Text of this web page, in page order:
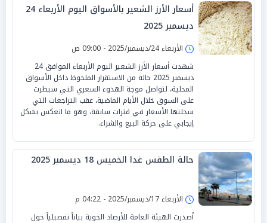
أسعار الأرز الشعير بالأسواق اليوم الأربعاء 24
ديسمبر 2025
الأربعاء 24/ديسمبر/2025 - 09:00 ص
شهدت أسعار الأرز الشعير اليوم الأربعاء الموافق 24
ديسمبر 2025 حالة من الاستقرار الملحوظ داخل الأسواق
المحلية، لتواصل موجة الهدوء السعري التي سيطرت
على السوق خلال الأيام الماضية، عقب التراجعات التي
سجلتها الأسعار في فترات سابقة، وهو ما انعكس بشكل
إيجابي على حركة البيع والشراء.
حالة الطقس غدا الخميس 18 ديسمبر 2025
الأربعاء 17/ديسمبر/2025 - 04:22 م
أصدرت الهيئة العامة للأرصاد الجوية بياناً تفصيلياً حول